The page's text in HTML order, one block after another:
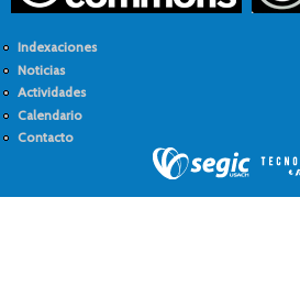
Indexaciones
Noticias
Actividades
Calendario
Contacto